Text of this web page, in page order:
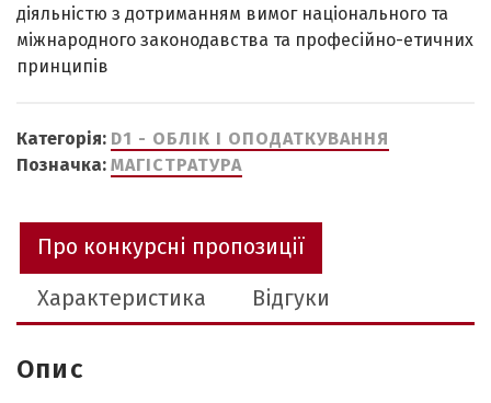
діяльністю з дотриманням вимог національного та
міжнародного законодавства та професійно-етичних
принципів
Категорія: D1 - ОБЛІК І ОПОДАТКУВАННЯ
Позначка: МАГІСТРАТУРА
Про конкурсні пропозиції
Характеристика
Відгуки
Опис